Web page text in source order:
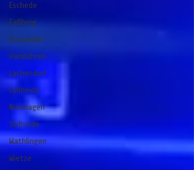
Eschede
Faßberg
Flotwedel
Hambühren
Lachendorf
Lohheide
Nienhagen
Südheide
Wathlingen
Wietze